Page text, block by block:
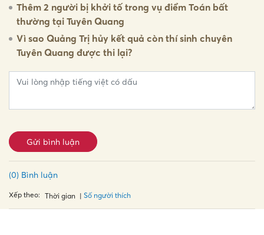
Thêm 2 người bị khởi tố trong vụ điểm Toán bất
thường tại Tuyên Quang
Vì sao Quảng Trị hủy kết quả còn thí sinh chuyên
Tuyên Quang được thi lại?
Gửi bình luận
(0) Bình luận
Xếp theo: Thời gian Số người thích